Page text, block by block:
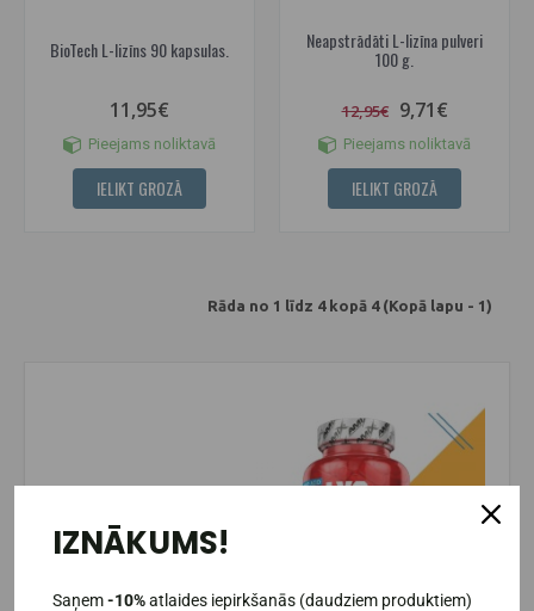
BioTech L-lizīns 90 kapsulas.
11,95€
Pieejams noliktavā
IELIKT GROZĀ
Neapstrādāti L-lizīna pulveri
100 g.
12,95€ 9,71€
Pieejams noliktavā
IELIKT GROZĀ
Rāda no 1 līdz 4 kopā 4 (Kopā lapu - 1)
IZNĀKUMS!
Saņem-10%atlaides iepirkšanās (daudziem produktiem)